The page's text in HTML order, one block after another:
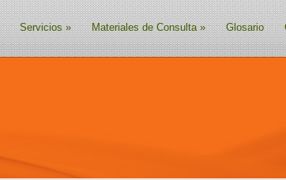
Servicios» Materiales de Consulta» Glosario